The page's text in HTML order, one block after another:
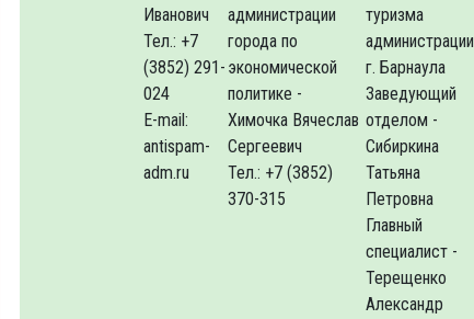
Иванович
Тел.: +7
(3852) 291-
024
E-mail:
antispam-
adm.ru
администрации
города по
экономической
политике -
Химочка Вячеслав
Сергеевич
Тел.: +7 (3852)
370-315
туризма
администрации
г. Барнаула
Заведующий
отделом -
Сибиркина
Татьяна
Петровна
Главный
специалист -
Терещенко
Александр